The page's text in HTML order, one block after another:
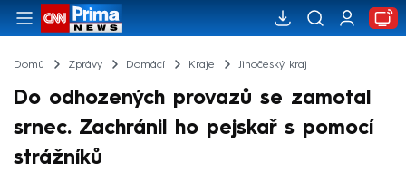
Domů Zprávy Domácí Kraje Jihočeský kraj
Do odhozených provazů se zamotal
srnec. Zachránil ho pejskař s pomocí
strážníků